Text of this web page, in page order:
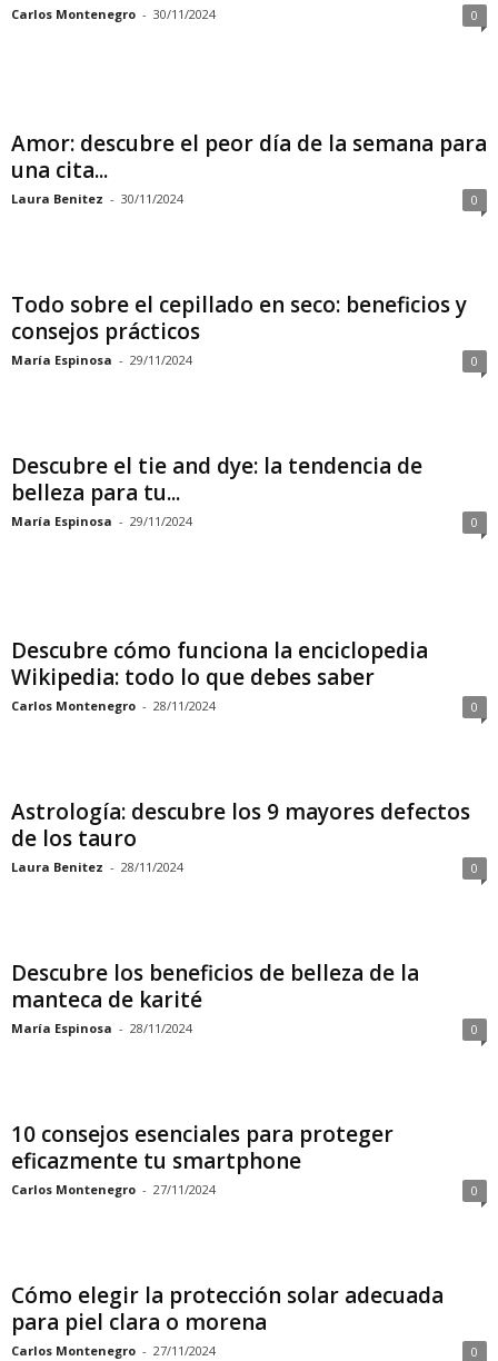
Carlos Montenegro - 30/11/2024 0
Amor: descubre el peor día de la semana para
una cita...
Laura Benitez - 30/11/2024 0
Todo sobre el cepillado en seco: beneficios y
consejos prácticos
María Espinosa - 29/11/2024 0
Descubre el tie and dye: la tendencia de
belleza para tu...
María Espinosa - 29/11/2024 0
Descubre cómo funciona la enciclopedia
Wikipedia: todo lo que debes saber
Carlos Montenegro - 28/11/2024 0
Astrología: descubre los 9 mayores defectos
de los tauro
Laura Benitez - 28/11/2024 0
Descubre los beneficios de belleza de la
manteca de karité
María Espinosa - 28/11/2024 0
10 consejos esenciales para proteger
eficazmente tu smartphone
Carlos Montenegro - 27/11/2024 0
Cómo elegir la protección solar adecuada
para piel clara o morena
Carlos Montenegro - 27/11/2024 0